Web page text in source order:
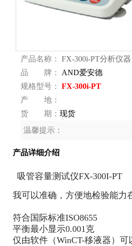
产品名称：
FX-300i-PT分析仪器
品 牌：
AND爱安德
规格型号：
FX-300i-PT
产 地：
货 期： 现货
温馨提示：
产品详细介绍
吸管容量测试仪FX-300I-PT
我可以准确，方便地检验能力
符合国际标准ISO8655
平衡最小显示0.001克
仅由软件（WinCT-移液器）可